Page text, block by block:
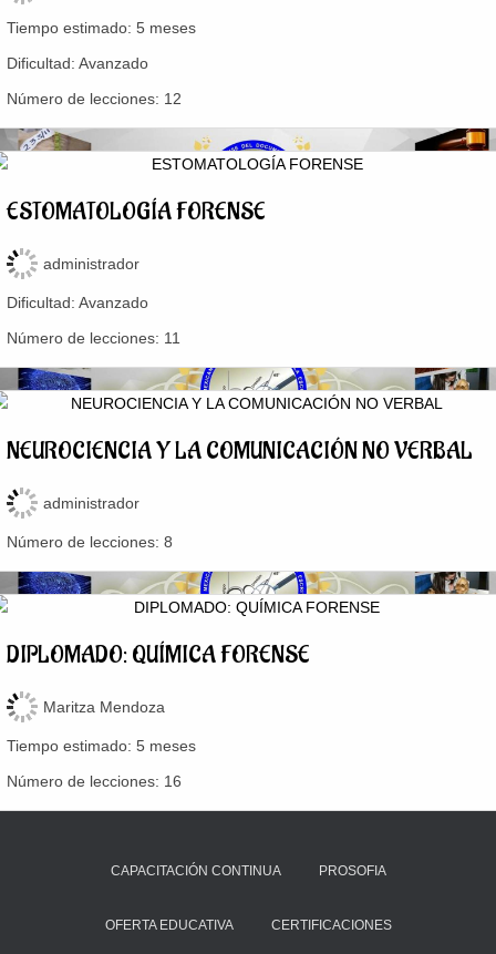
Tiempo estimado: 5 meses
Dificultad: Avanzado
Número de lecciones: 12
ESTOMATOLOGÍA FORENSE
administrador
Dificultad: Avanzado
Número de lecciones: 11
NEUROCIENCIA Y LA COMUNICACIÓN NO VERBAL
administrador
Número de lecciones: 8
DIPLOMADO: QUÍMICA FORENSE
Maritza Mendoza
Tiempo estimado: 5 meses
Número de lecciones: 16
CAPACITACIÓN CONTINUA PROSOFIA
OFERTA EDUCATIVA CERTIFICACIONES